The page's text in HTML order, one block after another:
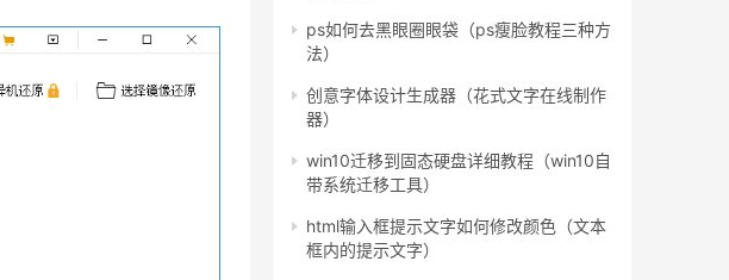
ps如何去黑眼圈眼袋（ps瘦脸教程三种方
法）
创意字体设计生成器（花式文字在线制作
器）
win10迁移到固态硬盘详细教程（win10自
带系统迁移工具）
html输入框提示文字如何修改颜色（文本
框内的提示文字）